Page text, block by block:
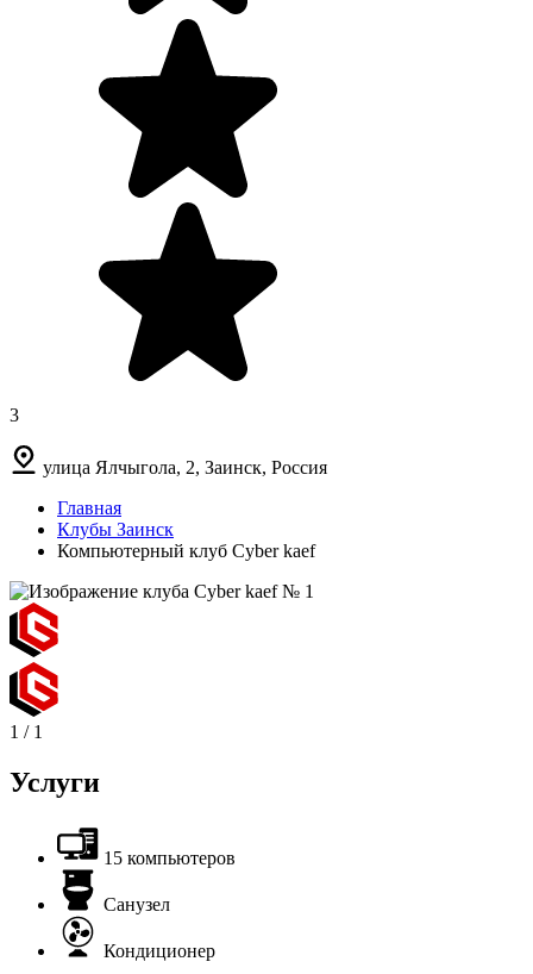
3
улица Ялчыгола, 2, Заинск, Россия
Главная
Клубы Заинск
Компьютерный клуб Cyber kaef
1 / 1
Услуги
15 компьютеров
Санузел
Кондиционер